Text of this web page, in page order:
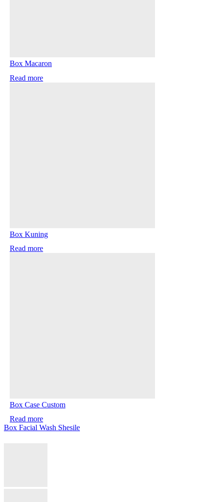
Box Macaron
Read more
Box Kuning
Read more
Box Case Custom
Read more
Box Facial Wash Shesile